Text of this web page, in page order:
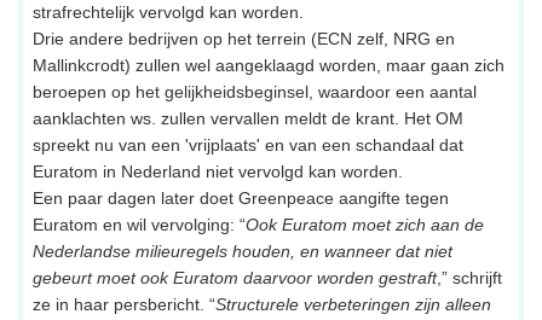
strafrechtelijk vervolgd kan worden.
Drie andere bedrijven op het terrein (ECN zelf, NRG en
Mallinkcrodt) zullen wel aangeklaagd worden, maar gaan zich
beroepen op het gelijkheidsbeginsel, waardoor een aantal
aanklachten ws. zullen vervallen meldt de krant. Het OM
spreekt nu van een 'vrijplaats' en van een schandaal dat
Euratom in Nederland niet vervolgd kan worden.
Een paar dagen later doet Greenpeace aangifte tegen
Euratom en wil vervolging: “Ook Euratom moet zich aan de
Nederlandse milieuregels houden, en wanneer dat niet
gebeurt moet ook Euratom daarvoor worden gestraft,” schrijft
ze in haar persbericht. “Structurele verbeteringen zijn alleen